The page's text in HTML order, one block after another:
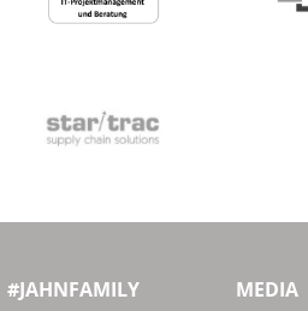
#JAHNFAMILY
MEDIA